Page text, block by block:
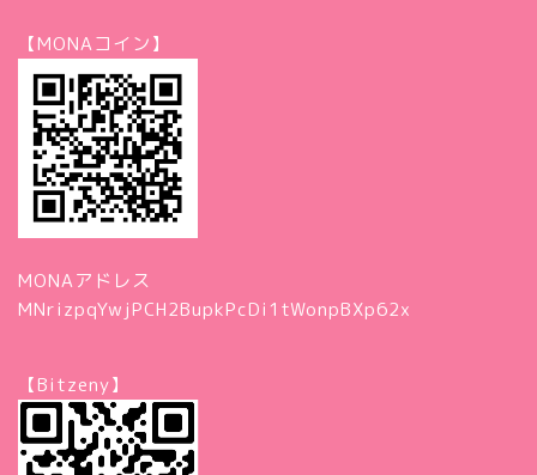
【MONAコイン】
MONAアドレス
MNrizpqYwjPCH2BupkPcDi1tWonpBXp62x
【Bitzeny】